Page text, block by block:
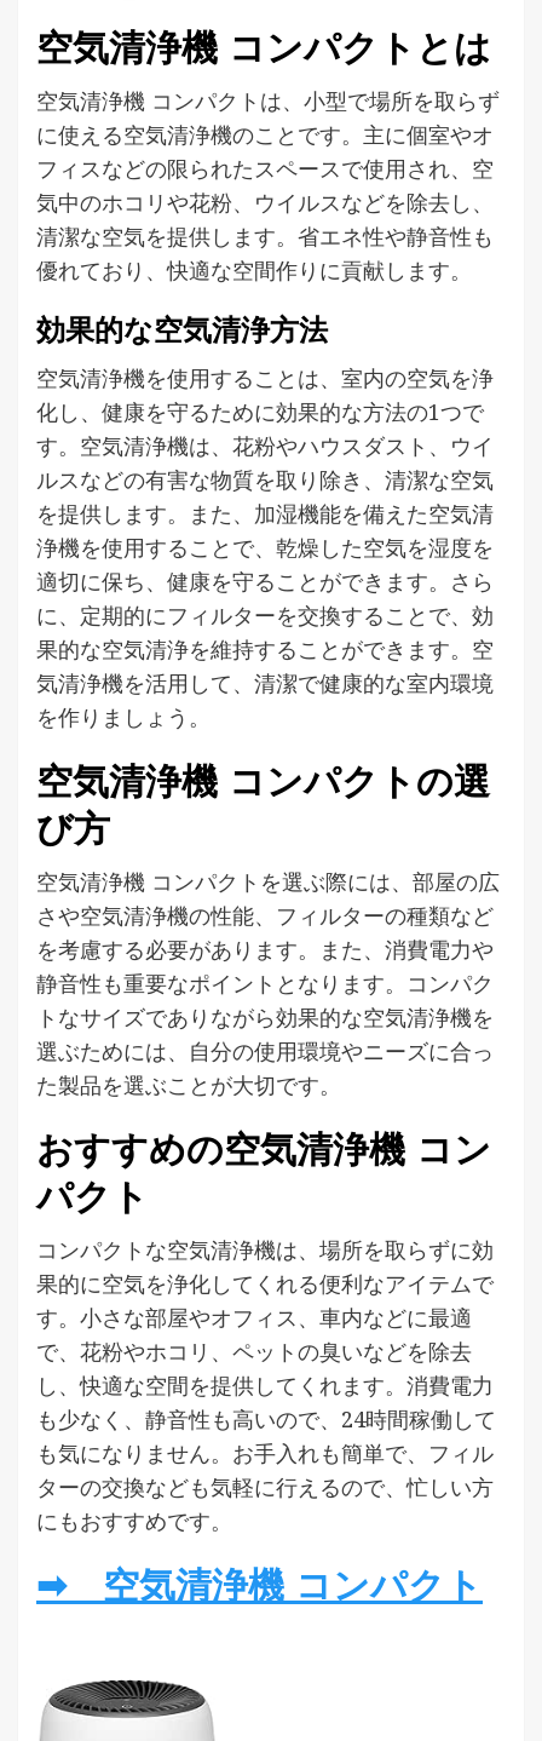
空気清浄機 コンパクトとは
空気清浄機 コンパクトは、小型で場所を取らず
に使える空気清浄機のことです。主に個室やオ
フィスなどの限られたスペースで使用され、空
気中のホコリや花粉、ウイルスなどを除去し、
清潔な空気を提供します。省エネ性や静音性も
優れており、快適な空間作りに貢献します。
効果的な空気清浄方法
空気清浄機を使用することは、室内の空気を浄
化し、健康を守るために効果的な方法の1つで
す。空気清浄機は、花粉やハウスダスト、ウイ
ルスなどの有害な物質を取り除き、清潔な空気
を提供します。また、加湿機能を備えた空気清
浄機を使用することで、乾燥した空気を湿度を
適切に保ち、健康を守ることができます。さら
に、定期的にフィルターを交換することで、効
果的な空気清浄を維持することができます。空
気清浄機を活用して、清潔で健康的な室内環境
を作りましょう。
空気清浄機 コンパクトの選
び方
空気清浄機 コンパクトを選ぶ際には、部屋の広
さや空気清浄機の性能、フィルターの種類など
を考慮する必要があります。また、消費電力や
静音性も重要なポイントとなります。コンパク
トなサイズでありながら効果的な空気清浄機を
選ぶためには、自分の使用環境やニーズに合っ
た製品を選ぶことが大切です。
おすすめの空気清浄機 コン
パクト
コンパクトな空気清浄機は、場所を取らずに効
果的に空気を浄化してくれる便利なアイテムで
す。小さな部屋やオフィス、車内などに最適
で、花粉やホコリ、ペットの臭いなどを除去
し、快適な空間を提供してくれます。消費電力
も少なく、静音性も高いので、24時間稼働して
も気になりません。お手入れも簡単で、フィル
ターの交換なども気軽に行えるので、忙しい方
にもおすすめです。
➡ 空気清浄機 コンパクト